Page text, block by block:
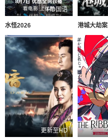
HD国语
水怪2026 港城大劫案
更新至HD